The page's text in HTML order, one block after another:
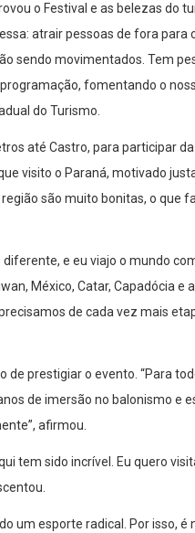
o Festival e as belezas do
atrair pessoas de fora para
sendo movimentados. Tem
fomentando o
do Turismo.
até Castro, para participar
visito o Paraná, motivado
são muito bonitas, o que
e eu viajo o mundo
México, Catar, Capadócia e
de cada vez mais
prestigiar o evento. “Para
de imersão no balonismo e
afirmou.
tem sido incrível. Eu quero
um esporte radical. Por isso, é